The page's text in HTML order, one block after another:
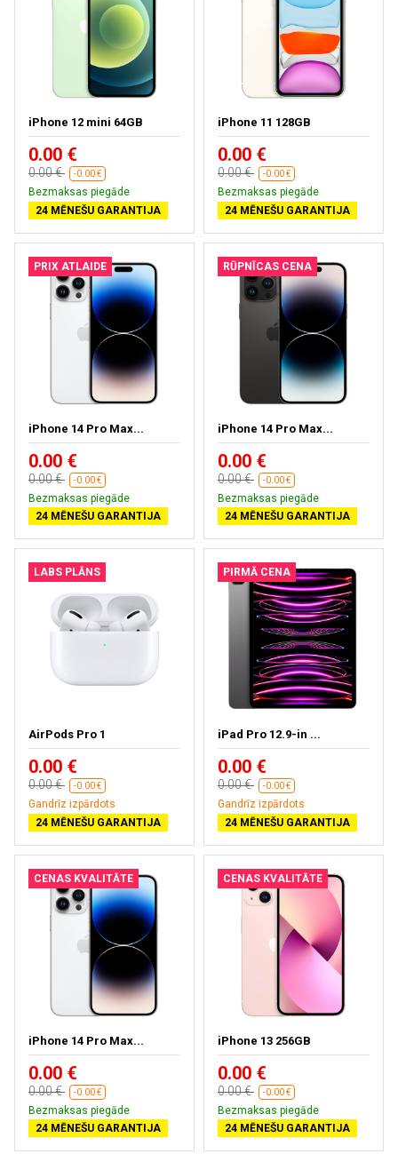
iPhone 12 mini 64GB
0.00 €
0.00 € -0.00 €
Bezmaksas piegāde
24 MĒNEŠU GARANTIJA
iPhone 11 128GB
0.00 €
0.00 € -0.00 €
Bezmaksas piegāde
24 MĒNEŠU GARANTIJA
PRIX ATLAIDE
iPhone 14 Pro Max...
0.00 €
0.00 € -0.00 €
Bezmaksas piegāde
24 MĒNEŠU GARANTIJA
RŪPNĪCAS CENA
iPhone 14 Pro Max...
0.00 €
0.00 € -0.00 €
Bezmaksas piegāde
24 MĒNEŠU GARANTIJA
LABS PLĀNS
AirPods Pro 1
0.00 €
0.00 € -0.00 €
Gandrīz izpārdots
24 MĒNEŠU GARANTIJA
PIRMĀ CENA
iPad Pro 12.9-in ...
0.00 €
0.00 € -0.00 €
Gandrīz izpārdots
24 MĒNEŠU GARANTIJA
CENAS KVALITĀTE
iPhone 14 Pro Max...
0.00 €
0.00 € -0.00 €
Bezmaksas piegāde
24 MĒNEŠU GARANTIJA
CENAS KVALITĀTE
iPhone 13 256GB
0.00 €
0.00 € -0.00 €
Bezmaksas piegāde
24 MĒNEŠU GARANTIJA